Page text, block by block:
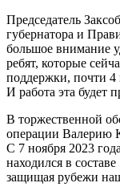
Председатель
губернатора и
большое внимание
ребят, которые
поддержки, почти 4
И работа эта будет
В торжественной
операции Валерию
С 7 ноября 2023
находился в
защищая рубежи